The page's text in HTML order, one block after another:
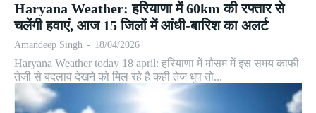
Haryana Weather: हरियाणा में 60km की रफ्तार से
चलेंगी हवाएं, आज 15 जिलों में आंधी-बारिश का अलर्ट
Amandeep Singh - 18/04/2026
Haryana Weather today 18 april: हरियाणा में मौसम में इस समय काफी
तेजी से बदलाव देखने को मिल रहे है कही तेज धुप तो...